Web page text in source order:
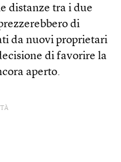
distanze tra i due
di
da nuovi proprietari
di favorire la
aperto.